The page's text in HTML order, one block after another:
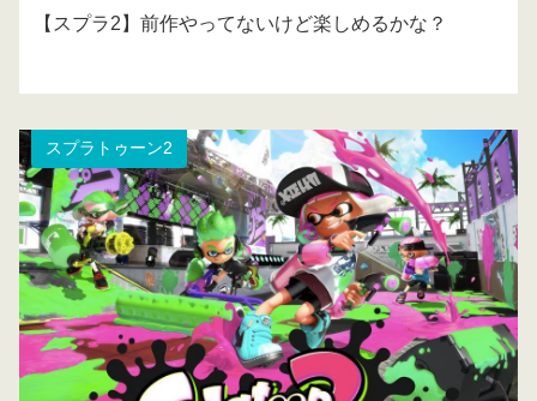
【スプラ2】前作やってないけど楽しめるかな？
スプラトゥーン2